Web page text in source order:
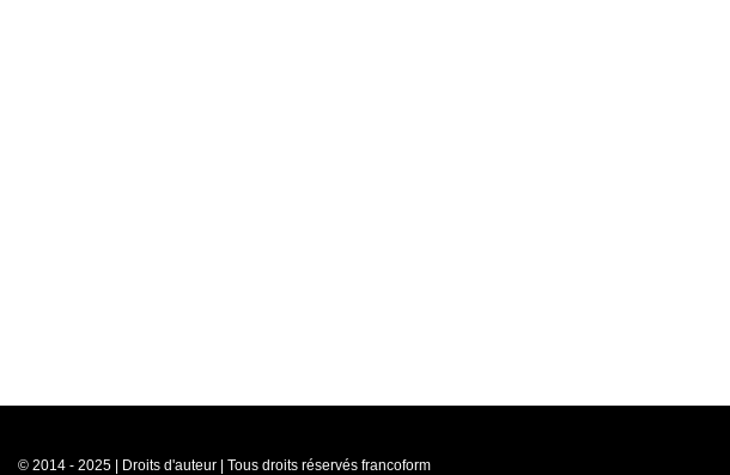
© 2014 - 2025 | Droits d'auteur | Tous droits réservés francoform